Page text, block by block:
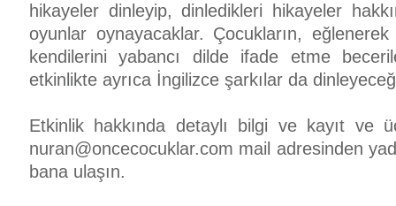
hikayeler dinleyip, dinledikleri hikayeler
oyunlar oynayacaklar. Çocukların,
kendilerini yabancı dilde ifade etme
etkinlikte ayrıca İngilizce şarkılar da
Etkinlik hakkında detaylı bilgi ve kayıt ve
nuran@oncecocuklar.com mail adresinden
bana ulaşın.